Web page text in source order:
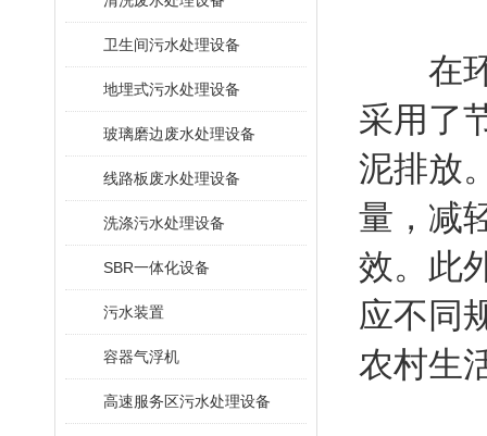
卫生间污水处理设备
地埋式污水处理设备
玻璃磨边废水处理设备
线路板废水处理设备
洗涤污水处理设备
SBR一体化设备
污水装置
容器气浮机
高速服务区污水处理设备
在环
采用了
泥排放
量，减
效。此
应不同
农村生